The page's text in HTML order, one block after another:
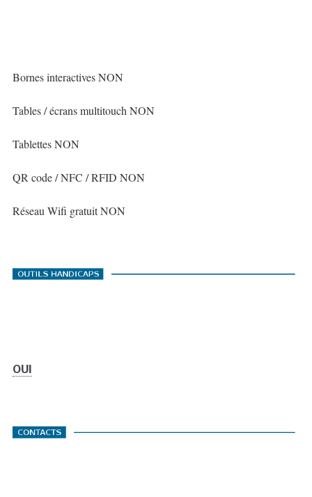
Bornes interactives NON
Tables / écrans multitouch NON
Tablettes NON
QR code / NFC / RFID NON
Réseau Wifi gratuit NON
OUI